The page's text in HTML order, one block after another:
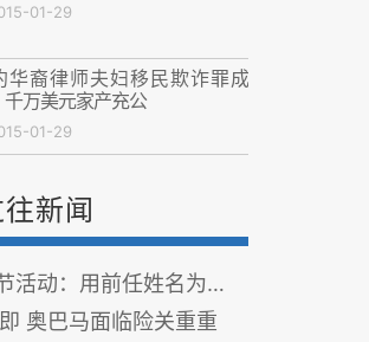
01-29
华裔律师夫妇移民欺诈罪成
千万美元家产充公
01-29
新闻
：用前任姓名为蟑螂命名
奥巴马面临险关重重